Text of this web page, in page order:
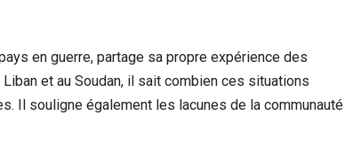
en guerre, partage sa propre expérience des
et au Soudan, il sait combien ces situations
Il souligne également les lacunes de la communauté